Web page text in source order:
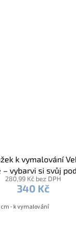
k vymalování
– vybarvi si svůj
280,99 Kč bez DPH
340 Kč
cm - k vymalování